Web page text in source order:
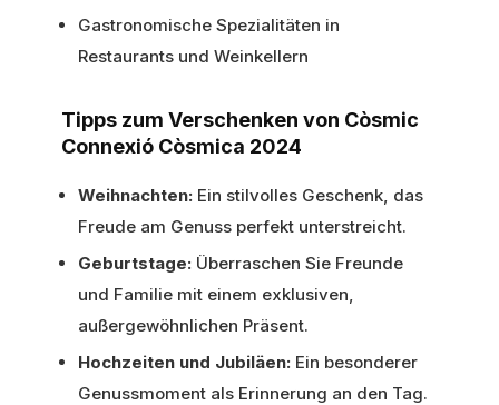
Gastronomische Spezialitäten in
Restaurants und Weinkellern
Tipps zum Verschenken von Còsmic
Connexió Còsmica 2024
Weihnachten: Ein stilvolles Geschenk, das
Freude am Genuss perfekt unterstreicht.
Geburtstage: Überraschen Sie Freunde
und Familie mit einem exklusiven,
außergewöhnlichen Präsent.
Hochzeiten und Jubiläen: Ein besonderer
Genussmoment als Erinnerung an den Tag.